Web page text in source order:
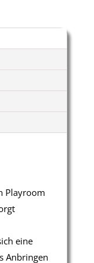
Playroom
eine
Anbringen